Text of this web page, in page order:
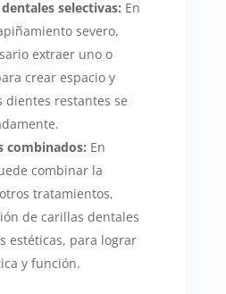
selectivas: En
severo,
extraer uno o
crear espacio y
restantes se
combinados: En
combinar la
tratamientos,
de carillas dentales
estéticas, para lograr
y función.